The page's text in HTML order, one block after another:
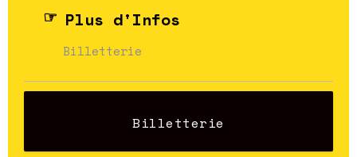
Plus d'Infos
Billetterie
Billetterie